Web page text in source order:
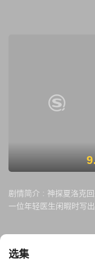
9.
剧情简介 : 神探夏洛克
一位年轻医生闲暇时写
弹；4年前英国乡间火
我们心中画上多么绚烂
选集